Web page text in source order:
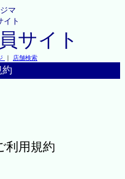
マ
イト
サイト
｜ 店舗検索
約
利用規約